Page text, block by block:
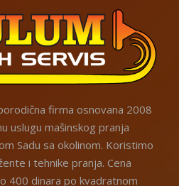
firma osnovana 2008
uslugu mašinskog pranja
Sadu sa okolinom. Koristimo
i tehnike pranja. Cena
400 dinara po kvadratnom